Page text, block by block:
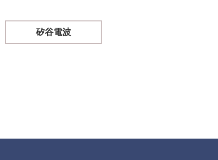
矽谷電波